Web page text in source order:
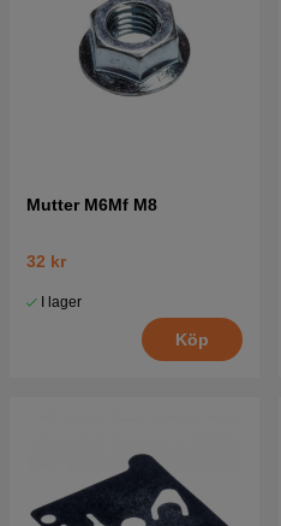
Mutter M6Mf M8
32 kr
I lager
Köp